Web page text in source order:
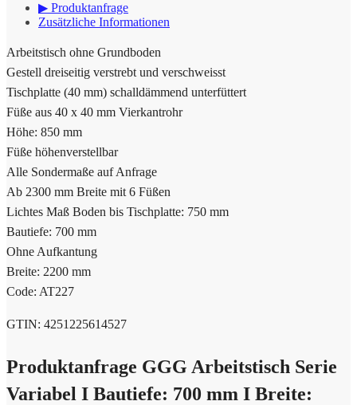
▶ Produktanfrage
Zusätzliche Informationen
Arbeitstisch ohne Grundboden
Gestell dreiseitig verstrebt und verschweisst
Tischplatte (40 mm) schalldämmend unterfüttert
Füße aus 40 x 40 mm Vierkantrohr
Höhe: 850 mm
Füße höhenverstellbar
Alle Sondermaße auf Anfrage
Ab 2300 mm Breite mit 6 Füßen
Lichtes Maß Boden bis Tischplatte: 750 mm
Bautiefe: 700 mm
Ohne Aufkantung
Breite: 2200 mm
Code: AT227
GTIN: 4251225614527
Produktanfrage GGG Arbeitstisch Serie
Variabel I Bautiefe: 700 mm I Breite: